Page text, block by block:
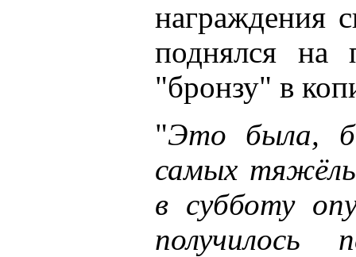
награждения
поднялся на
"бронзу" в
"Это была,
самых
в субботу
получилось